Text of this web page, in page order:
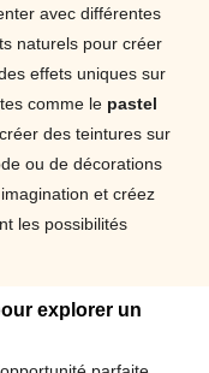
avec différentes
naturels pour créer
effets uniques sur
comme le pastel
des teintures sur
ou de décorations
et créez
les possibilités
explorer un